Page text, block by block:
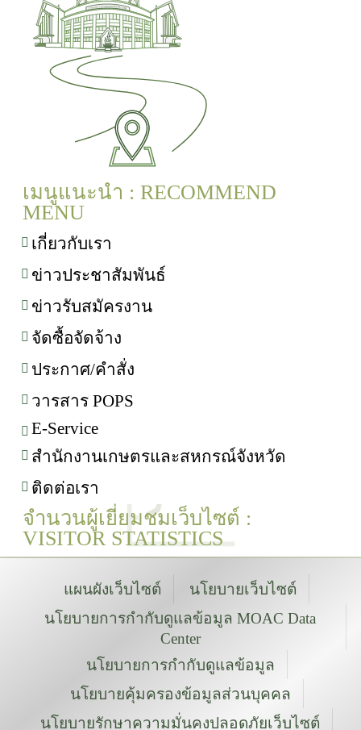
เมนูแนะนำ : RECOMMEND
MENU
เกี่ยวกับเรา
ข่าวประชาสัมพันธ์
ข่าวรับสมัครงาน
จัดซื้อจัดจ้าง
ประกาศ/คำสั่ง
วารสาร POPS
E-Service
สำนักงานเกษตรและสหกรณ์จังหวัด
ติดต่อเรา
จำนวนผู้เยี่ยมชมเว็บไซต์ :
VISITOR STATISTICS
แผนผังเว็บไซต์
นโยบายเว็บไซต์
นโยบายการกำกับดูแลข้อมูล MOAC Data
Center
นโยบายการกำกับดูแลข้อมูล
นโยบายคุ้มครองข้อมูลส่วนบุคคล
นโยบายรักษาความมั่นคงปลอดภัยเว็บไซต์